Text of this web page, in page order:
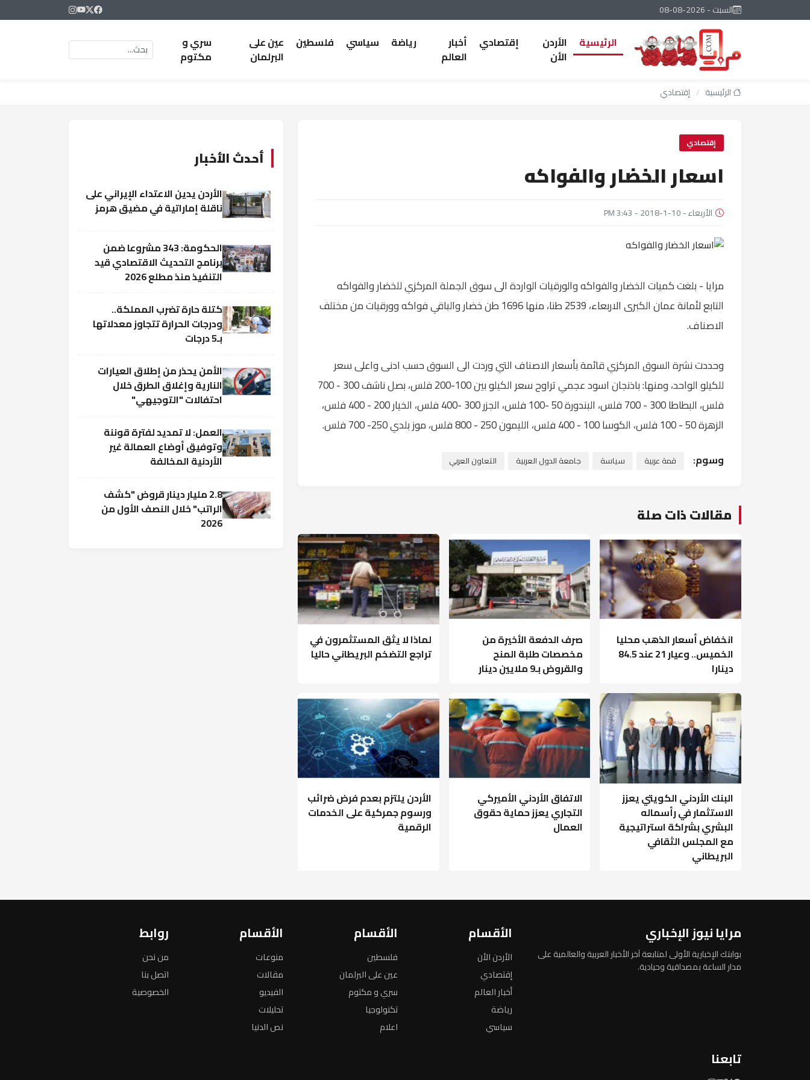
السبت - 2026-08-08
الرئيسية
الأردن
الأن
إقتصادي
أخبار
العالم
رياضة سياسي فلسطين
عين على
البرلمان
سري و
مكتوم
الرئيسية / إقتصادي
إقتصادي
اسعار الخضار والفواكه
الأربعاء - 10-1-2018 - 3:43 PM
مرايا - بلغت كميات الخضار والفواكه والورقيات الواردة الى سوق الجملة المركزي للخضار والفواكه
التابع لأمانة عمان الكبرى الاربعاء، 2539 طنا، منها 1696 طن خضار والباقي فواكه وورقيات من مختلف
الاصناف.
وحددت نشرة السوق المركزي قائمة بأسعار الاصناف التي وردت الى السوق حسب ادنى واعلى سعر
للكيلو الواحد، ومنها: باذنجان اسود عجمي تراوح سعر الكيلو بين 100-200 فلس، بصل ناشف 300 - 700
فلس، البطاطا 300 - 700 فلس، البندورة 50 -100 فلس، الجزر 300 -400 فلس، الخيار 200 - 400 فلس،
الزهرة 50 - 100 فلس، الكوسا 100 - 400 فلس، الليمون 250 - 800 فلس، موز بلدي 250- 700 فلس.
وسوم: قمة عربية سياسة جامعة الدول العربية التعاون العربي
مقالات ذات صلة
انخفاض أسعار الذهب محليا
الخميس.. وعيار 21 عند 84.5
دينارا
صرف الدفعة الأخيرة من
مخصصات طلبة المنح
والقروض بـ9 ملايين دينار
لماذا لا يثق المستثمرون في
تراجع التضخم البريطاني حاليا
البنك الأردني الكويتي يعزز
الاستثمار في رأسماله
البشري بشراكة استراتيجية
مع المجلس الثقافي
البريطاني
الاتفاق الأردني الأميركي
التجاري يعزز حماية حقوق
العمال
الأردن يلتزم بعدم فرض ضرائب
ورسوم جمركية على الخدمات
الرقمية
أحدث الأخبار
الأردن يدين الاعتداء الإيراني على
ناقلة إماراتية في مضيق هرمز
الحكومة: 343 مشروعا ضمن
برنامج التحديث الاقتصادي قيد
التنفيذ منذ مطلع 2026
كتلة حارة تضرب المملكة..
ودرجات الحرارة تتجاوز معدلاتها
بـ5 درجات
الأمن يحذر من إطلاق العيارات
النارية وإغلاق الطرق خلال
احتفالات "التوجيهي"
العمل: لا تمديد لفترة قوننة
وتوفيق أوضاع العمالة غير
الأردنية المخالفة
2.8 مليار دينار قروض "كشف
الراتب" خلال النصف الأول من
2026
مرايا نيوز الإخباري
بوابتك الإخبارية الأولى لمتابعة آخر الأخبار العربية والعالمية على
مدار الساعة بمصداقية وحيادية.
الأقسام
الأردن الأن
إقتصادي
أخبار العالم
رياضة
سياسي
الأقسام
فلسطين
عين على البرلمان
سري و مكتوم
تكنولوجيا
اعلام
الأقسام
منوعات
مقالات
الفيديو
تحليلات
نص الدنيا
روابط
من نحن
اتصل بنا
الخصوصية
تابعنا